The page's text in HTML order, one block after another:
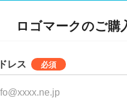
ロゴマークのご購
レス